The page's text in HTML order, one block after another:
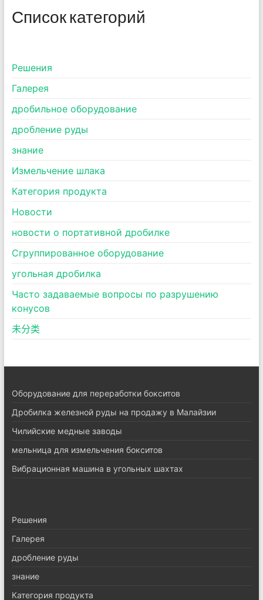
Список категорий
Pешения
Галерея
дробильное оборудование
дробление руды
знание
Измельчение шлака
Категория продукта
Новости
новости о портативной дробилке
Сгруппированное оборудование
угольная дробилка
Часто задаваемые вопросы по разрушению
конусов
未分类
Оборудование для переработки бокситов
Дробилка железной руды на продажу в Малайзии
Чилийские медные заводы
мельница для измельчения бокситов
Вибрационная машина в угольных шахтах
Pешения
Галерея
дробление руды
знание
Категория продукта